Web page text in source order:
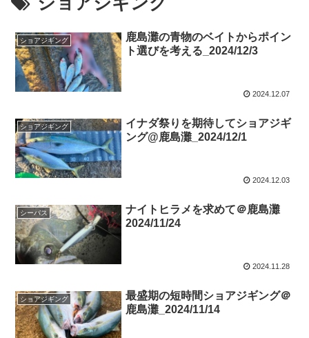
ショアジギング
鹿島灘の青物のベイトからポイン
ト選びを考える_2024/12/3
2024.12.07
ショアジギング
イナダ祭りを期待してショアジギ
ング@鹿島灘_2024/12/1
2024.12.03
シーバス
ナイトヒラメを求めて＠鹿島灘
2024/11/24
2024.11.28
ショアジギング
最盛期の短時間ショアジギング＠
鹿島灘_2024/11/14